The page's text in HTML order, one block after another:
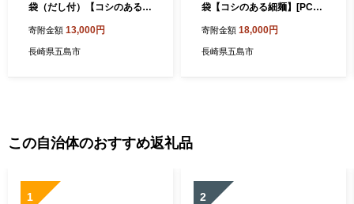
袋（だし付）【コシのある細
どん 地獄炊き 椿うどん あご
だし スープ付 細麺 乾麺 ごと
寄附金額 13,000円
長崎県五島市
袋【コシのある細麺】[PCR0
き あごだし 細麺 乾麺 ごとう
うどん セット 贈答
寄附金額 18,000円
長崎県五島市
この自治体のおすすめ返礼品
1 2